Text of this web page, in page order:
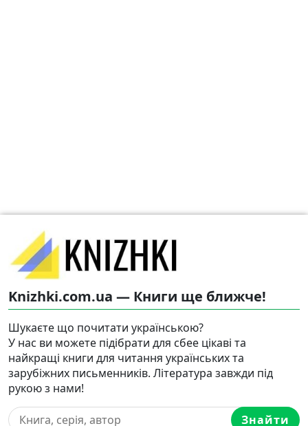
Knizhki.com.ua — Книги ще ближче!
Шукаєте що почитати українською?
У нас ви можете підібрати для сбее цікаві та
найкращі книги для читання українських та
зарубіжних письменників. Література завжди під
рукою з нами!
Знайти